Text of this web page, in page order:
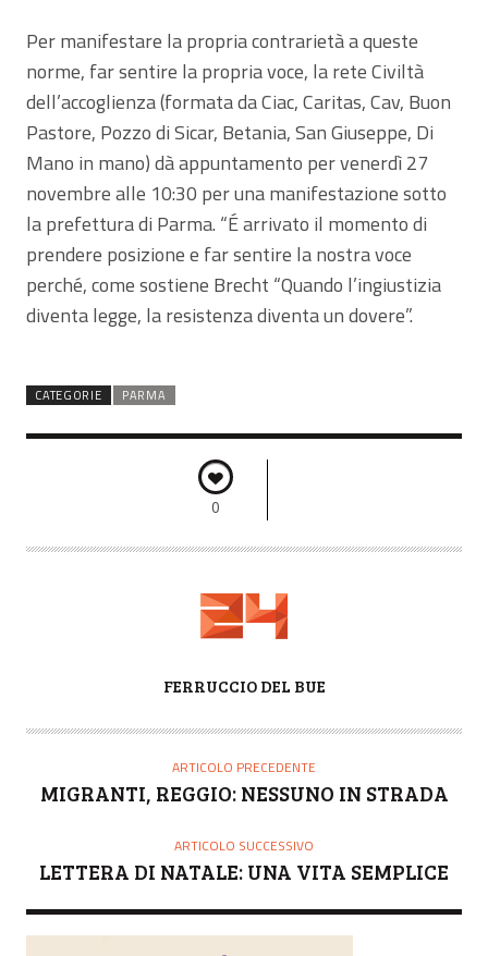
Per manifestare la propria contrarietà a queste
norme, far sentire la propria voce, la rete Civiltà
dell’accoglienza (formata da Ciac, Caritas, Cav, Buon
Pastore, Pozzo di Sicar, Betania, San Giuseppe, Di
Mano in mano) dà appuntamento per venerdì 27
novembre alle 10:30 per una manifestazione sotto
la prefettura di Parma. “É arrivato il momento di
prendere posizione e far sentire la nostra voce
perché, come sostiene Brecht “Quando l’ingiustizia
diventa legge, la resistenza diventa un dovere”.
CATEGORIE PARMA
0
T
FERRUCCIO DEL BUE
ARTICOLO PRECEDENTE
MIGRANTI, REGGIO: NESSUNO IN STRADA
ARTICOLO SUCCESSIVO
LETTERA DI NATALE: UNA VITA SEMPLICE